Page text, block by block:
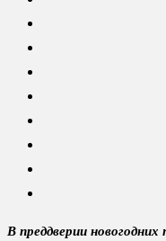
В преддверии